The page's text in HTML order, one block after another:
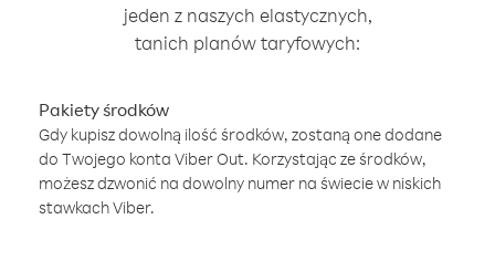
jeden z naszych elastycznych,
tanich planów taryfowych:
Pakiety środków
Gdy kupisz dowolną ilość środków, zostaną one dodane
do Twojego konta Viber Out. Korzystając ze środków,
możesz dzwonić na dowolny numer na świecie w niskich
stawkach Viber.